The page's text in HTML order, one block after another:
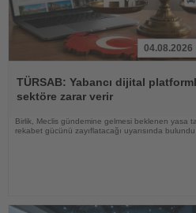
Oku
04.08.2026
TÜRSAB: Yabancı dijital
sektöre zarar verir
Birlik, Meclis gündemine gelmesi beklenen yasa
rekabet gücünü zayıflatacağı uyarısında bulundu